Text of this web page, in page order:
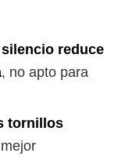
reduce
, no apto para
tornillos